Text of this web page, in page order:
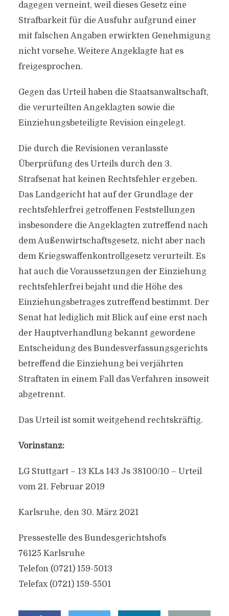
dagegen verneint, weil dieses Gesetz eine
Strafbarkeit für die Ausfuhr aufgrund einer
mit falschen Angaben erwirkten Genehmigung
nicht vorsehe. Weitere Angeklagte hat es
freigesprochen.
Gegen das Urteil haben die Staatsanwaltschaft,
die verurteilten Angeklagten sowie die
Einziehungsbeteiligte Revision eingelegt.
Die durch die Revisionen veranlasste
Überprüfung des Urteils durch den 3.
Strafsenat hat keinen Rechtsfehler ergeben.
Das Landgericht hat auf der Grundlage der
rechtsfehlerfrei getroffenen Feststellungen
insbesondere die Angeklagten zutreffend nach
dem Außenwirtschaftsgesetz, nicht aber nach
dem Kriegswaffenkontrollgesetz verurteilt. Es
hat auch die Voraussetzungen der Einziehung
rechtsfehlerfrei bejaht und die Höhe des
Einziehungsbetrages zutreffend bestimmt. Der
Senat hat lediglich mit Blick auf eine erst nach
der Hauptverhandlung bekannt gewordene
Entscheidung des Bundesverfassungsgerichts
betreffend die Einziehung bei verjährten
Straftaten in einem Fall das Verfahren insoweit
abgetrennt.
Das Urteil ist somit weitgehend rechtskräftig.
Vorinstanz:
LG Stuttgart – 13 KLs 143 Js 38100/10 – Urteil
vom 21. Februar 2019
Karlsruhe, den 30. März 2021
Pressestelle des Bundesgerichtshofs
76125 Karlsruhe
Telefon (0721) 159-5013
Telefax (0721) 159-5501